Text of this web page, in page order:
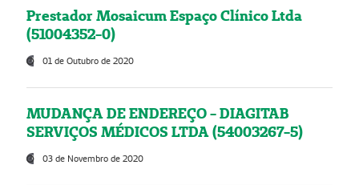
Prestador Mosaicum Espaço Clínico Ltda
(51004352-0)
01 de Outubro de 2020
MUDANÇA DE ENDEREÇO - DIAGITAB
SERVIÇOS MÉDICOS LTDA (54003267-5)
03 de Novembro de 2020